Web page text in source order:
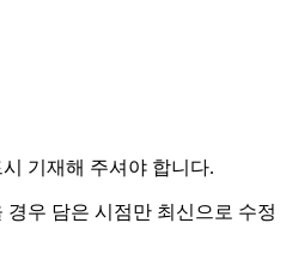
기재해 주셔야 합니다.
우 담은 시점만 최신으로 수정